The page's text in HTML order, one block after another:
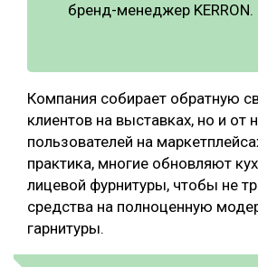
бренд-менеджер KERRON.
Компания собирает обратную
клиентов на выставках, но и от
пользователей на
практика, многие обновляют
лицевой фурнитуры, чтобы не
средства на полноценную
гарнитуры.